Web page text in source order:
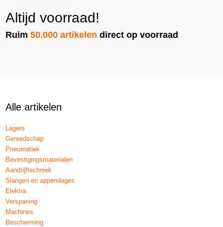
Altijd voorraad!
Ruim50.000 artikelen direct op voorraad
Alle artikelen
Lagers
Gereedschap
Pneumatiek
Bevestigingsmaterialen
Aandrijftechniek
Slangen en appendages
Elektra
Verspaning
Machines
Bescherming